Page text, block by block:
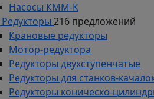
Насосы КММ-К
Редукторы 216 предложений
Крановые редукторы
Мотор-редуктора
Редукторы двухступенчатые
Редукторы для станков-
Редукторы коническо-